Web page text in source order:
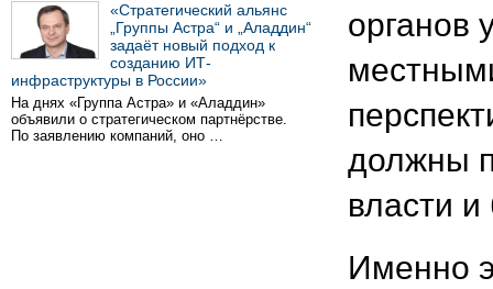
«Стратегический альянс
„Группы Астра“ и „Аладдин“
задаёт новый подход к
созданию ИТ-
инфраструктуры в России»
На днях «Группа Астра» и «Аладдин»
объявили о стратегическом партнёрстве.
По заявлению компаний, оно …
органов
должны
власти и
Именно